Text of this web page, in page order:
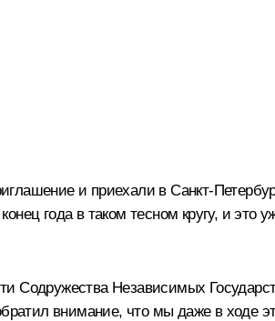
и приехали в Санкт-
года в таком тесном кругу, и это
Содружества Независимых
внимание, что мы даже в ходе